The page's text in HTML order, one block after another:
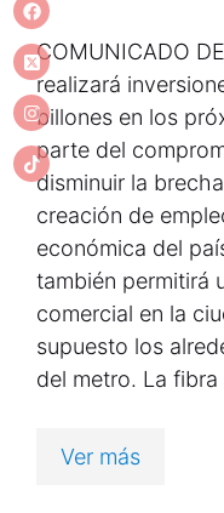
COMUNICADO
realizará
billones en los
parte del
disminuir la
creación de
económica del
también permitirá
comercial en la
supuesto los
del metro. La
Ver más